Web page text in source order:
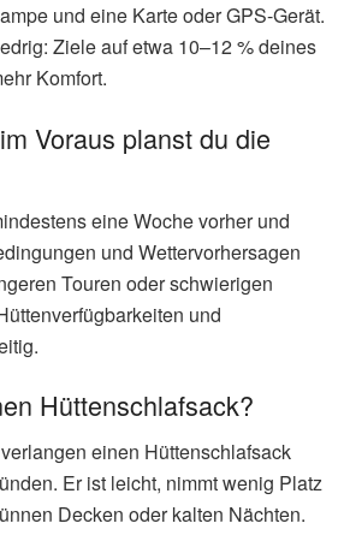
und eine Karte oder GPS-Gerät.
Ziele auf etwa 10–12 % deines
Komfort.
Voraus planst du die
eine Woche vorher und
und Wettervorhersagen
Touren oder schwierigen
und
Hüttenschlafsack?
einen Hüttenschlafsack
Er ist leicht, nimmt wenig Platz
Decken oder kalten Nächten.